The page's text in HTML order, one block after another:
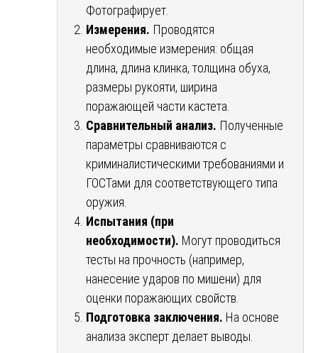
Фотографирует.
Измерения. Проводятся
необходимые измерения: общая
длина, длина клинка, толщина обуха,
размеры рукояти, ширина
поражающей части кастета.
Сравнительный анализ. Полученные
параметры сравниваются с
криминалистическими требованиями и
ГОСТами для соответствующего типа
оружия.
Испытания (при
необходимости). Могут проводиться
тесты на прочность (например,
нанесение ударов по мишени) для
оценки поражающих свойств.
Подготовка заключения. На основе
анализа эксперт делает выводы.